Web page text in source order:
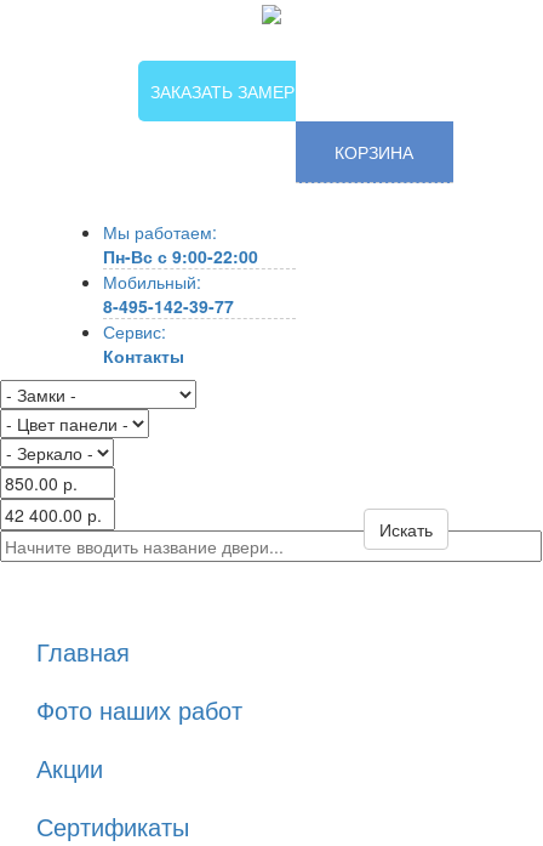
ЗАКАЗАТЬ ЗАМЕР
КОРЗИНА
Мы работаем:
Пн-Вс с 9:00-22:00
Мобильный:
8-495-142-39-77
Сервис:
Контакты
Главная
Фото наших работ
Акции
Сертификаты